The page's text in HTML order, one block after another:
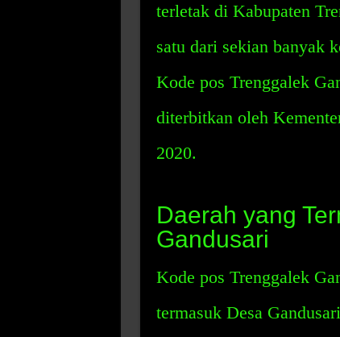
terletak di Kabupaten
satu dari sekian banyak
Kode pos Trenggalek
diterbitkan oleh
2020.
Daerah yang
Gandusari
Kode pos Trenggalek
termasuk Desa